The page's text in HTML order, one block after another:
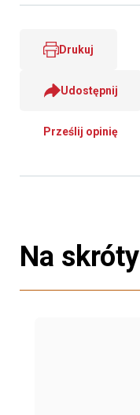
Drukuj
Udostępnij
Prześlij opinię
Na skróty